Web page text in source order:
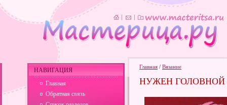
Главная / Вязание
НУЖЕН
НАВИГАЦИЯ
Главная
Обратная связь